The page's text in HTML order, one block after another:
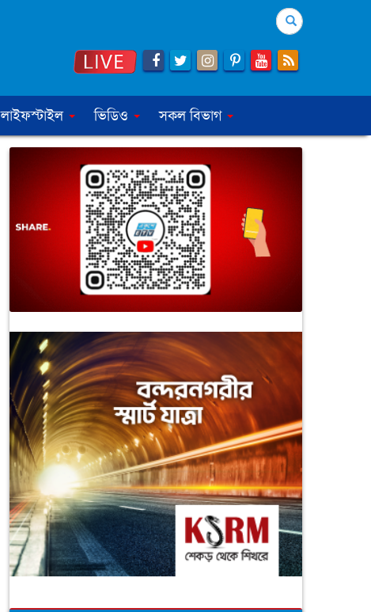
Search
লাইফস্টাইল ভিডিও সকল বিভাগ